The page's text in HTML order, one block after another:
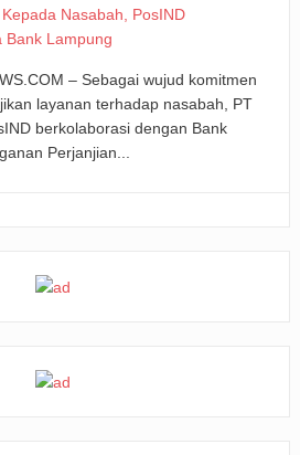
– Sebagai wujud komitmen
layanan terhadap nasabah, PT
berkolaborasi dengan Bank
Perjanjian...